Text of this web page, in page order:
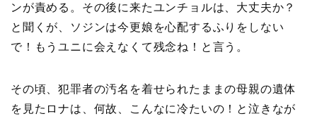
ンが責める。その後に来たユンチョルは、大丈夫か？
と聞くが、ソジンは今更娘を心配するふりをしない
で！もうユニに会えなくて残念ね！と言う。
その頃、犯罪者の汚名を着せられたままの母親の遺体
を見たロナは、何故、こんなに冷たいの！と泣きなが